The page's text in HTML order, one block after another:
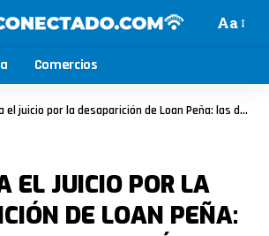
Aa
Comercios
la desaparición de Loan Peña: las defensas buscarán frenar el proceso con planteos de nulidad
EL JUICIO POR LA
DE LOAN PEÑA: